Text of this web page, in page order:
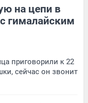
на цепи в
гималайским
приговорили к 22
сейчас он звонит